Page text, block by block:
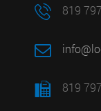
819
819